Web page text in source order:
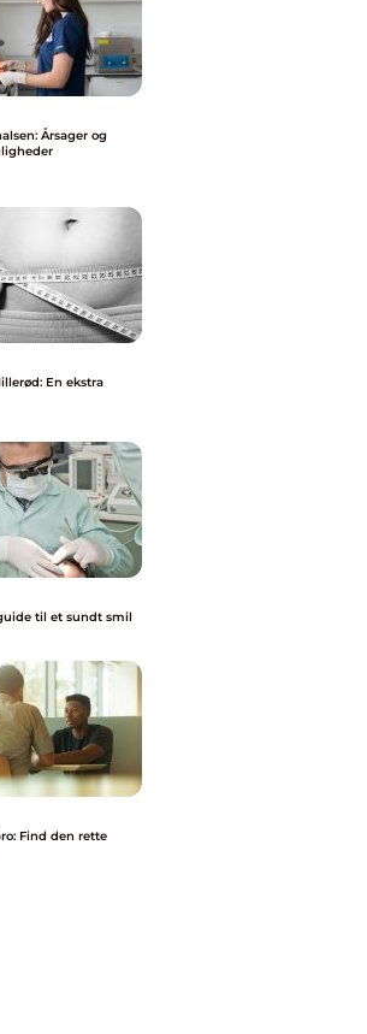
Årsager og
En ekstra
til et sundt smil
Find den rette